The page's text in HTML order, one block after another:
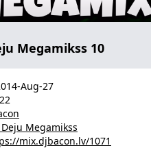
Megamikss 10
Aug-27
Megamikss
mix.djbacon.lv/1071